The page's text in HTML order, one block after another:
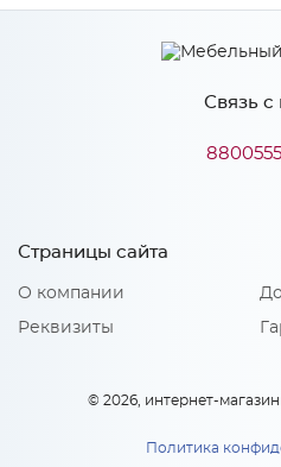
Производитель
Материал 2: МДФ
Связь с
Страницы сайта
О компании
Реквизиты
© 2026, интернет-
Политика